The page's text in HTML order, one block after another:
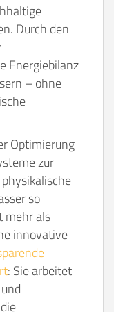
Durch den
Energiebilanz
– ohne
Optimierung
zur
so
mehr als
innovative
: Sie arbeitet